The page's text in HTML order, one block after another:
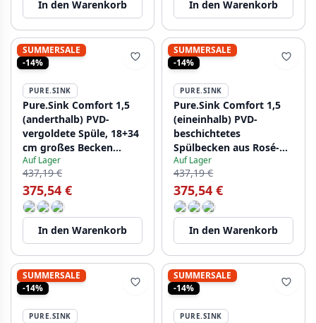
In den Warenkorb In den Warenkorb
SUMMERSALE
-14%
PURE.SINK
Pure.Sink Comfort 1,5
(anderthalb) PVD-
vergoldete Spüle, 18+34
cm großes Becken
rechts, PCM183440-60
Auf Lager
437,19 €
375,54 €
In den Warenkorb
SUMMERSALE
-14%
PURE.SINK
Pure.Sink Comfort 1,5
(eineinhalb) PVD-
beschichtetes
Spülbecken aus Rosé-
Kupfer, 18+34 cm,
großes Becken rechts,
PCM183440-62
Auf Lager
437,19 €
375,54 €
In den Warenkorb
SUMMERSALE
-14%
PURE.SINK
SUMMERSALE
-14%
PURE.SINK